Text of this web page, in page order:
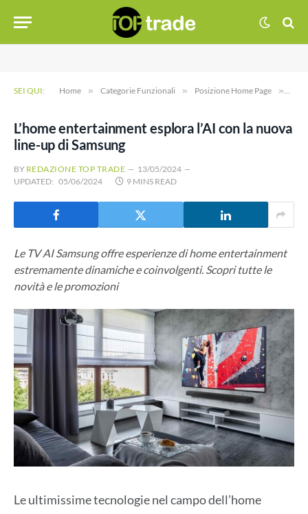
SEI QUI: Home » Categorie Funzionali » Posizione Home Page »
L’home entertainment esplora l’AI con la nuova
line-up di Samsung
BY REDAZIONE TOP TRADE
13/05/2024
UPDATED: 05/06/2024 9 MINS READ
Le TV AI Samsung offre esperienze di home entertainment
estremamente dinamiche e coinvolgenti. Scopri tutte le
novità e le promozioni
Le ultimissime tecnologie nel campo dell’home